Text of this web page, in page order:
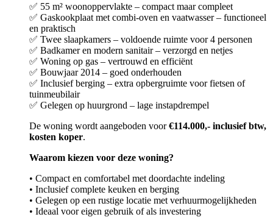
✅ 55 m² woonoppervlakte – compact maar compleet
✅ Gaskookplaat met combi-oven en vaatwasser – functioneel
en praktisch
✅ Twee slaapkamers – voldoende ruimte voor 4 personen
✅ Badkamer en modern sanitair – verzorgd en netjes
✅ Woning op gas – vertrouwd en efficiënt
✅ Bouwjaar 2014 – goed onderhouden
✅ Inclusief berging – extra opbergruimte voor fietsen of
tuinmeubilair
✅ Gelegen op huurgrond – lage instapdrempel
De woning wordt aangeboden voor€114.000,- inclusief btw,
kosten koper.
Waarom kiezen voor deze woning?
• Compact en comfortabel met doordachte indeling
• Inclusief complete keuken en berging
• Gelegen op een rustige locatie met verhuurmogelijkheden
• Ideaal voor eigen gebruik of als investering